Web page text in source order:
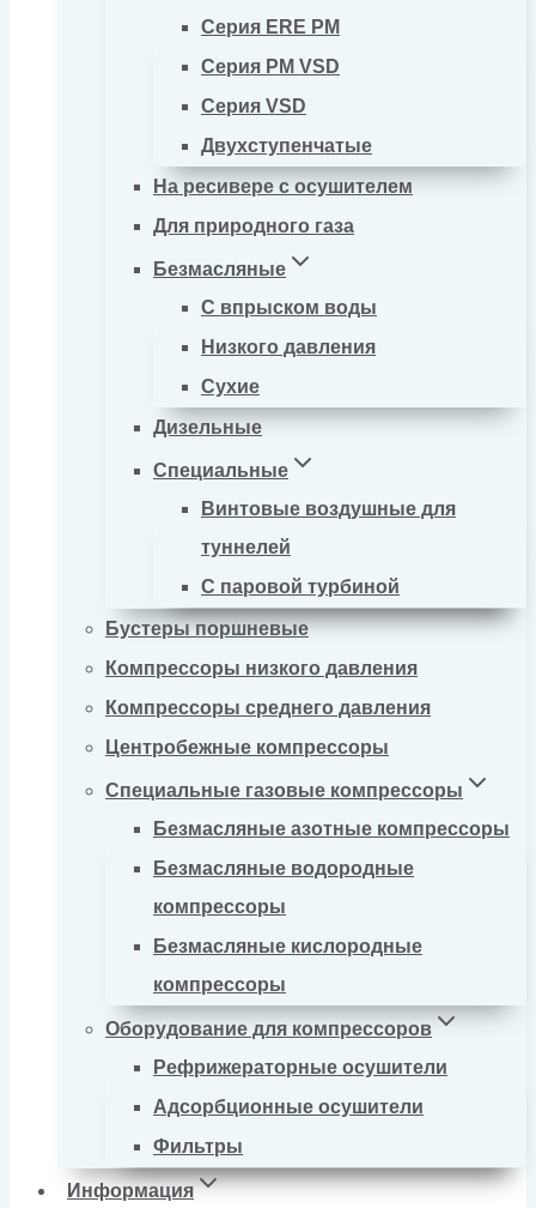
Серия ERE PM
Серия PM VSD
Серия VSD
Двухступенчатые
На ресивере с осушителем
Для природного газа
Безмасляные
С впрыском воды
Низкого давления
Сухие
Дизельные
Специальные
Винтовые воздушные для
туннелей
С паровой турбиной
Бустеры поршневые
Компрессоры низкого давления
Компрессоры среднего давления
Центробежные компрессоры
Специальные газовые компрессоры
Безмасляные азотные компрессоры
Безмасляные водородные
компрессоры
Безмасляные кислородные
компрессоры
Оборудование для компрессоров
Рефрижераторные осушители
Адсорбционные осушители
Фильтры
Информация